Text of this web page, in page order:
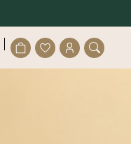
פתיחת
חלונית
עגלה
פתיחת
חלונית
משתמש
פתיחת
מועדפים
למשתמש